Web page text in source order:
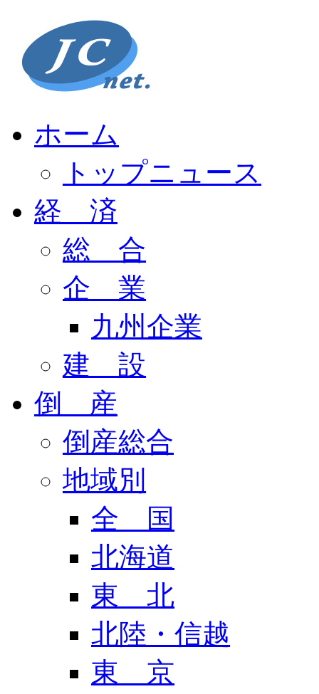
ホーム
トップニュース
経 済
総 合
企 業
九州企業
建 設
倒 産
倒産総合
地域別
全 国
北海道
東 北
北陸・信越
東 京